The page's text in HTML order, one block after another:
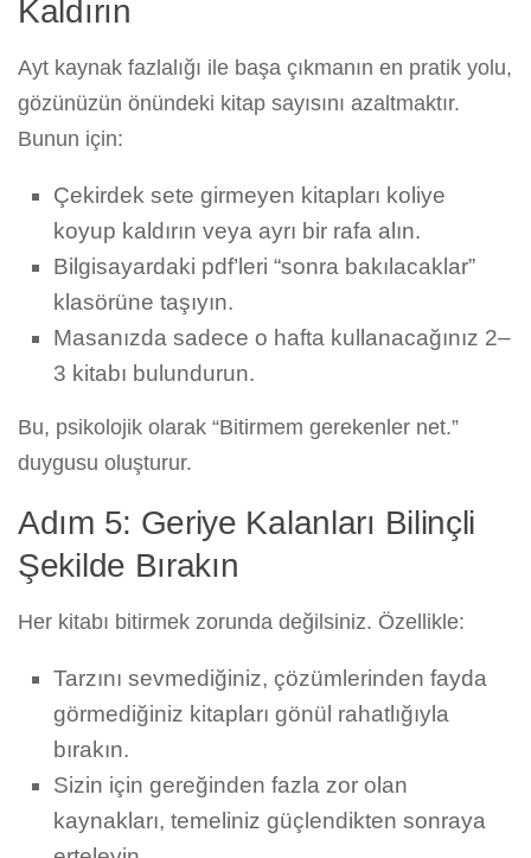
Kaldırın
Ayt kaynak fazlalığı ile başa çıkmanın en pratik yolu,
gözünüzün önündeki kitap sayısını azaltmaktır.
Bunun için:
Çekirdek sete girmeyen kitapları koliye
koyup kaldırın veya ayrı bir rafa alın.
Bilgisayardaki pdf’leri “sonra bakılacaklar”
klasörüne taşıyın.
Masanızda sadece o hafta kullanacağınız 2–
3 kitabı bulundurun.
Bu, psikolojik olarak “Bitirmem gerekenler net.”
duygusu oluşturur.
Adım 5: Geriye Kalanları Bilinçli
Şekilde Bırakın
Her kitabı bitirmek zorunda değilsiniz. Özellikle:
Tarzını sevmediğiniz, çözümlerinden fayda
görmediğiniz kitapları gönül rahatlığıyla
bırakın.
Sizin için gereğinden fazla zor olan
kaynakları, temeliniz güçlendikten sonraya